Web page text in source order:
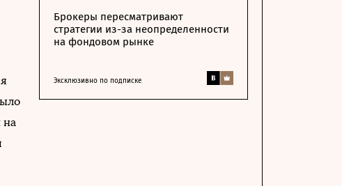
на
Брокеры пересматривают
стратегии из-за неопределенности
на фондовом рынке
Эксклюзивно по подписке